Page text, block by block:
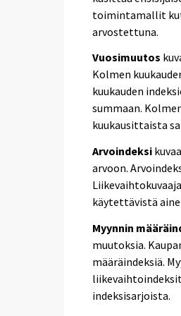
toimintamallit
arvostettuna.
Vuosimuutos
Kolmen
kuukauden
summaan.
kuukausittaista
Arvoindeksi
arvoon.
käytettävistä
Myynnin
muutoksia.
määräindeksiä.
indeksisarjoista.